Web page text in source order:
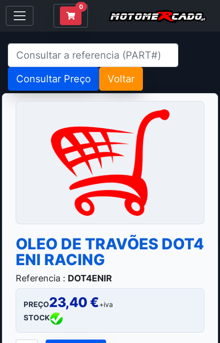
0
Consultar Preço Voltar
OLEO DE TRAVÕES DOT4
ENI RACING
Referencia : DOT4ENIR
PREÇO23,40 €+iva
STOCK